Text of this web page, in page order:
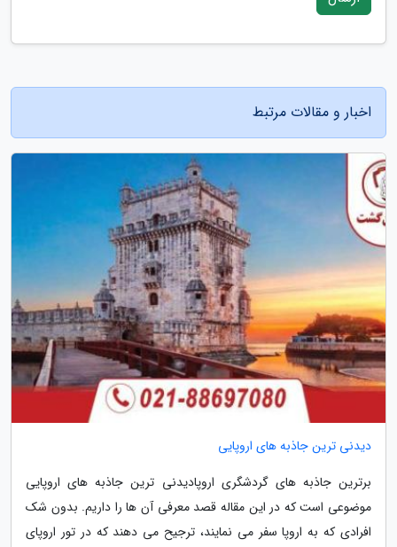
اخبار و مقالات مرتبط
دیدنی ترین جاذبه های اروپایی
برترین جاذبه های گردشگری اروپادیدنی ترین جاذبه های اروپایی
موضوعی است که در این مقاله قصد معرفی آن ها را داریم. بدون شک
افرادی که به اروپا سفر می نمایند، ترجیح می دهند که در تور اروپای